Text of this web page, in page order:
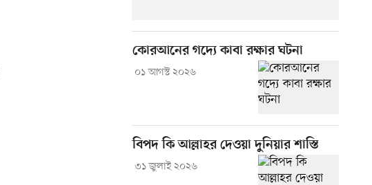
কোরআনের গদ্যে কাবা রক্ষার ঘটনা
০১ আগস্ট ২০২৬
বিপদ কি আল্লাহর দেওয়া দুনিয়ার শাস্তি
৩১ জুলাই ২০২৬